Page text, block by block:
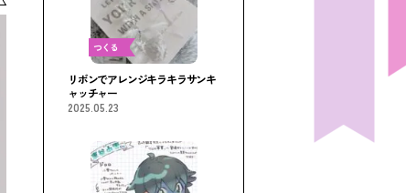
つくる
リボンでアレンジキラキラサンキ
ャッチャー
2025.05.23